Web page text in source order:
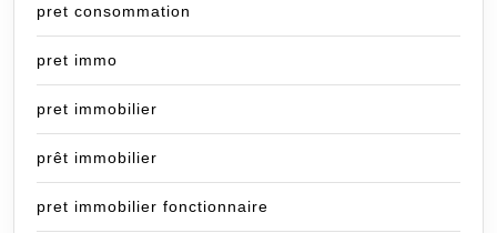
pret consommation
pret immo
pret immobilier
prêt immobilier
pret immobilier fonctionnaire